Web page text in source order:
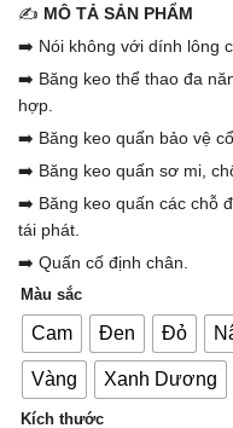
✍️ MÔ TẢ SẢN PHẨM
➡️ Nói không với dính lông
➡️ Băng keo thể thao đa
hợp.
➡️ Băng keo quấn bảo vệ
➡️ Băng keo quấn sơ mi,
➡️ Băng keo quấn các chỗ
tái phát.
➡️ Quấn cố định chân.
Màu sắc
Cam Đen Đỏ
Vàng Xanh Dương
Kích thước